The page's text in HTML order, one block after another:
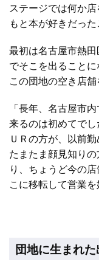
ステージでは何か
もと本が好きだっ
最初は名古屋市熱
でそこを出ること
この団地の空き店舗
「長年、名古屋市
来るのは初めてで
ＵＲの方が、以前
たまたま顔見知り
り、ちょうど今の
こに移転して営業を
団地に生まれ